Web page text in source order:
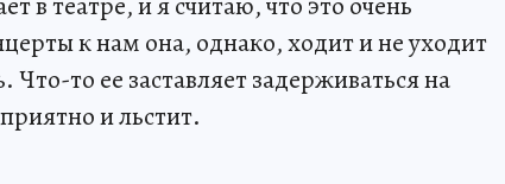
к нам она, однако, ходит и не уходит
то ее заставляет задерживаться на
и льстит.